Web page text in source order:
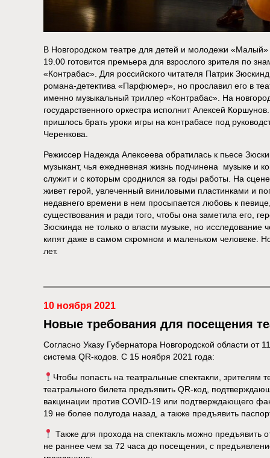
В Новгородском театре для детей и молодежи «Малый»
19.00 готовится премьера для взрослого зрителя по
«Контрабас». Для российского читателя Патрик
романа-детектива «Парфюмер», но прославил его в
именно музыкальный триллер «Контрабас». На
государственного оркестра исполнит Алексей
пришлось брать уроки игры на контрабасе под
Черенкова.
Режиссер Надежда Алексеева обратилась к пьесе
музыкант, чья ежедневная жизнь подчинена музыке и
служит и с которым сроднился за годы работы. На
живет герой, увлеченный виниловыми пластинками и
недавнего времени в нем просыпается любовь к
существования и ради того, чтобы она заметила его,
Зюскинда не только о власти музыке, но исследование
кипят даже в самом скромном и маленьком человеке.
лет.
10 ноября 2021
Новые требования для посещения
Согласно Указу Губернатора Новгородской области от
система QR-кодов. C 15 ноября 2021 года:
Чтобы попасть на театральные спектакли, зрителям
театрального билета предъявить QR-код,
вакцинации против COVID-19 или подтверждающего
19 не более полугода назад, а также предъявить
Также для прохода на спектакль можно предъявить
не раннее чем за 72 часа до посещения, с